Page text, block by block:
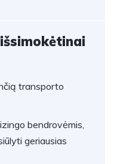
transporto
bendrovėmis,
geriausias